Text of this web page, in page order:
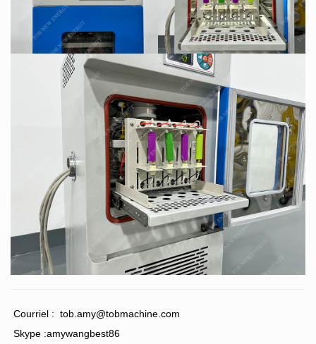
Courriel : tob.amy@tobmachine.com
Skype :amywangbest86